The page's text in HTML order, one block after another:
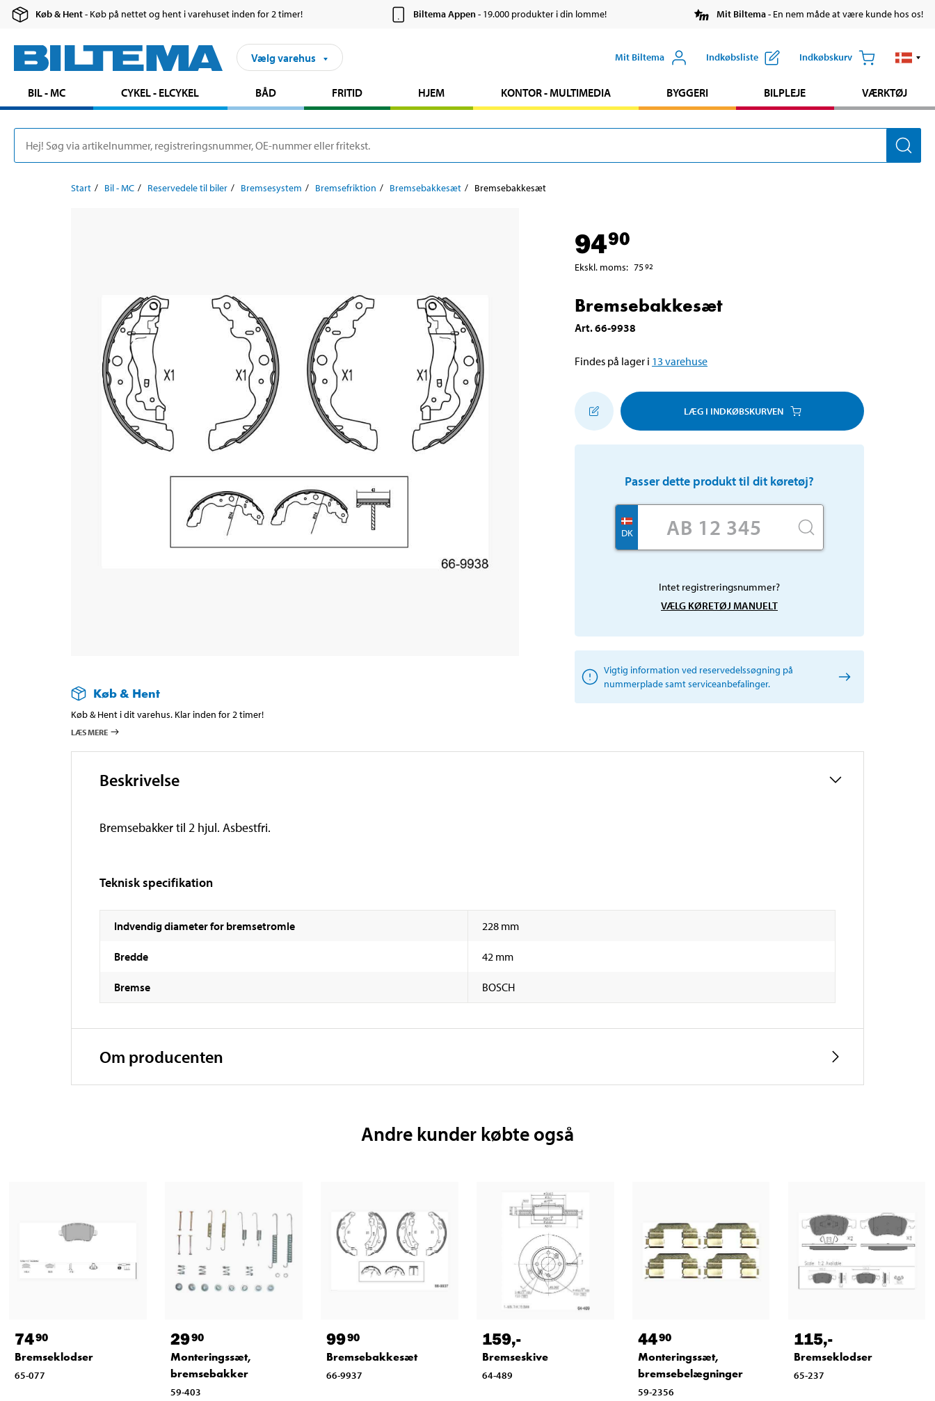
Køb & Hent- Køb på nettet og hent i varehuset inden for 2 timer! Biltema Appen- 19.000 produkter i din lomme! Mit Biltema- En nem måde at være kunde hos os!
Vælg varehus Mit Biltema Indkøbsliste Indkøbskurv
BIL - MC CYKEL - ELCYKEL BÅD FRITID HJEM KONTOR - MULTIMEDIA BYGGERI BILPLEJE VÆRKTØJ
Start Bil - MC Reservedele til biler Bremsesystem Bremsefriktion Bremsebakkesæt Bremsebakkesæt
Køb & Hent
Køb & Hent i dit varehus. Klar inden for 2 timer!
LÆS MERE
9490
Ekskl. moms: 7592
Bremsebakkesæt
Art.66-9938
Findes på lager i 13 varehuse
LÆG I INDKØBSKURVEN
Passer dette produkt til dit køretøj?
DK
Intet registreringsnummer?
VÆLG KØRETØJ MANUELT
Vigtig information ved reservedelssøgning på
nummerplade samt serviceanbefalinger.
Beskrivelse
Bremsebakker til 2 hjul. Asbestfri.
Teknisk specifikation
Indvendig diameter for bremsetromle 228 mm
Bredde 42 mm
Bremse BOSCH
Om producenten
Andre kunder købte også
7490
Bremseklodser
65-077
2990
Monteringssæt,
bremsebakker
59-403
9990
Bremsebakkesæt
66-9937
159,-
Bremseskive
64-489
4490
Monteringssæt,
bremsebelægninger
59-2356
115,-
Bremseklodser
65-237